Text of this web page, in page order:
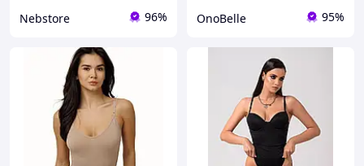
Nebstore 96% OnoBelle 95%